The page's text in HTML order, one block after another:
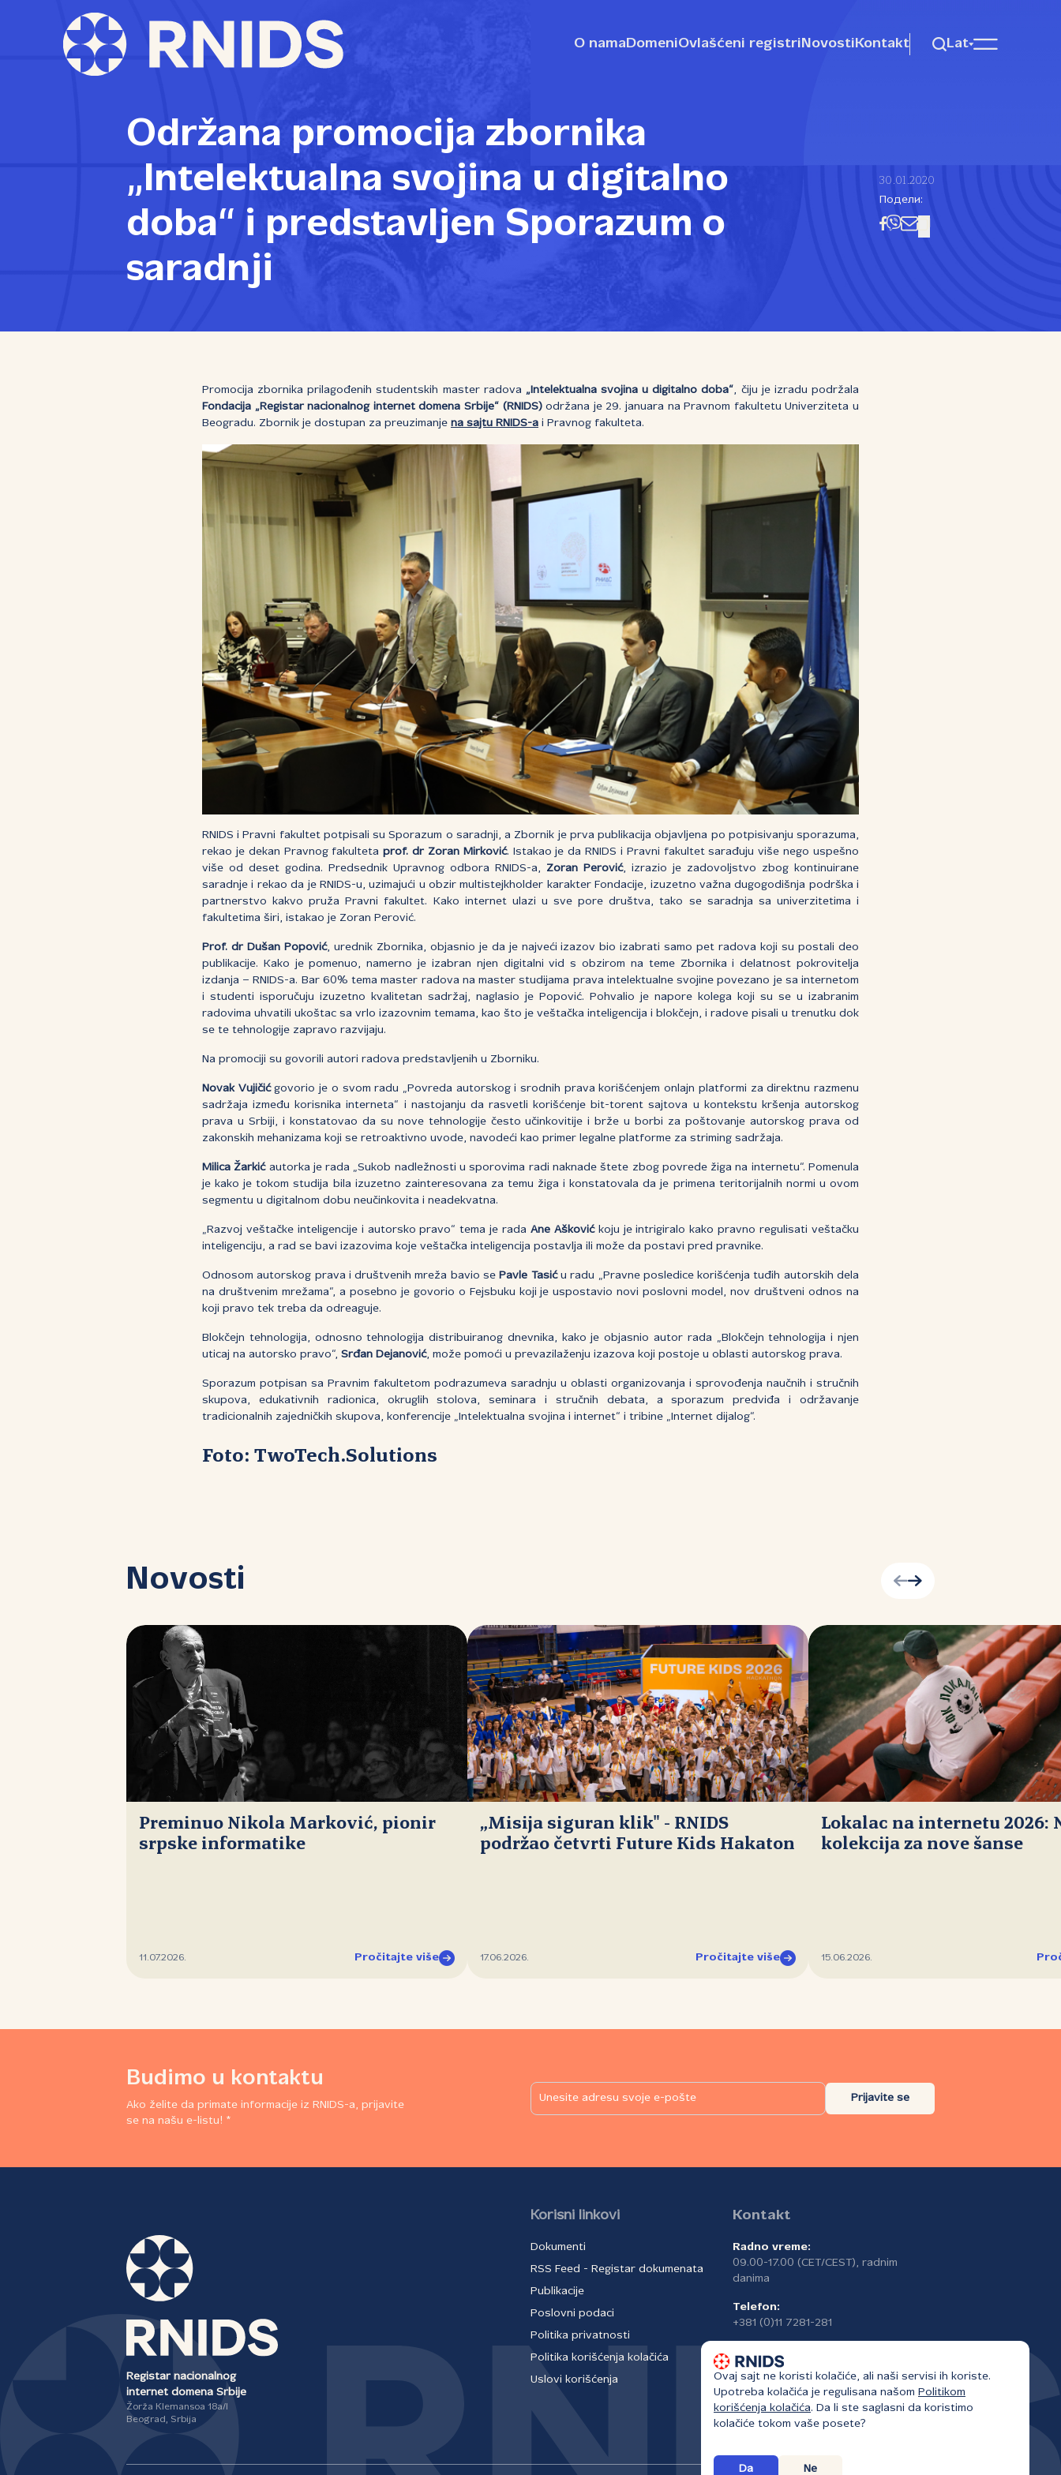
O nama DomeniOvlašćeni registri Novosti Kontakt Lat
Održana promocija zbornika
„Intelektualna svojina u digitalno
doba“ i predstavljen Sporazum o
saradnji
30.01.2020
Подели:
Promocija zbornika prilagođenih studentskih master radova „Intelektualna svojina u digitalno doba“, čiju je izradu podržala
Fondacija „Registar nacionalnog internet domena Srbije“ (RNIDS)održana je 29. januara na Pravnom fakultetu Univerziteta u
Beogradu. Zbornik je dostupan za preuzimanje na sajtu RNIDS-a i Pravnog fakulteta.
RNIDS i Pravni fakultet potpisali su Sporazum o saradnji, a Zbornik je prva publikacija objavljena po potpisivanju sporazuma,
rekao je dekan Pravnog fakultetaprof. dr Zoran Mirković. Istakao je da RNIDS i Pravni fakultet sarađuju više nego uspešno
više od deset godina. Predsednik Upravnog odbora RNIDS-a, Zoran Perović, izrazio je zadovoljstvo zbog kontinuirane
saradnje i rekao da je RNIDS-u, uzimajući u obzir multistejkholder karakter Fondacije, izuzetno važna dugogodišnja podrška i
partnerstvo kakvo pruža Pravni fakultet. Kako internet ulazi u sve pore društva, tako se saradnja sa univerzitetima i
fakultetima širi, istakao je Zoran Perović.
Prof. dr Dušan Popović, urednik Zbornika, objasnio je da je najveći izazov bio izabrati samo pet radova koji su postali deo
publikacije. Kako je pomenuo, namerno je izabran njen digitalni vid s obzirom na teme Zbornika i delatnost pokrovitelja
izdanja – RNIDS-a. Bar 60% tema master radova na master studijama prava intelektualne svojine povezano je sa internetom
i studenti isporučuju izuzetno kvalitetan sadržaj, naglasio je Popović. Pohvalio je napore kolega koji su se u izabranim
radovima uhvatili ukoštac sa vrlo izazovnim temama, kao što je veštačka inteligencija i blokčejn, i radove pisali u trenutku dok
se te tehnologije zapravo razvijaju.
Na promociji su govorili autori radova predstavljenih u Zborniku.
Novak Vujičićgovorio je o svom radu „Povreda autorskog i srodnih prava korišćenjem onlajn platformi za direktnu razmenu
sadržaja između korisnika interneta“ i nastojanju da rasvetli korišćenje bit-torent sajtova u kontekstu kršenja autorskog
prava u Srbiji, i konstatovao da su nove tehnologije često učinkovitije i brže u borbi za poštovanje autorskog prava od
zakonskih mehanizama koji se retroaktivno uvode, navodeći kao primer legalne platforme za striming sadržaja.
Milica Žarkićautorka je rada „Sukob nadležnosti u sporovima radi naknade štete zbog povrede žiga na internetu“. Pomenula
je kako je tokom studija bila izuzetno zainteresovana za temu žiga i konstatovala da je primena teritorijalnih normi u ovom
segmentu u digitalnom dobu neučinkovita i neadekvatna.
„Razvoj veštačke inteligencije i autorsko pravo“ tema je rada Ane Aškovićkoju je intrigiralo kako pravno regulisati veštačku
inteligenciju, a rad se bavi izazovima koje veštačka inteligencija postavlja ili može da postavi pred pravnike.
Odnosom autorskog prava i društvenih mreža bavio se Pavle Tasiću radu „Pravne posledice korišćenja tuđih autorskih dela
na društvenim mrežama“, a posebno je govorio o Fejsbuku koji je uspostavio novi poslovni model, nov društveni odnos na
koji pravo tek treba da odreaguje.
Blokčejn tehnologija, odnosno tehnologija distribuiranog dnevnika, kako je objasnio autor rada „Blokčejn tehnologija i njen
uticaj na autorsko pravo“, Srđan Dejanović, može pomoći u prevazilaženju izazova koji postoje u oblasti autorskog prava.
Sporazum potpisan sa Pravnim fakultetom podrazumeva saradnju u oblasti organizovanja i sprovođenja naučnih i stručnih
skupova, edukativnih radionica, okruglih stolova, seminara i stručnih debata, a sporazum predviđa i održavanje
tradicionalnih zajedničkih skupova, konferencije „Intelektualna svojina i internet“ i tribine „Internet dijalog“.
Foto: TwoTech.Solutions
Novosti
Preminuo Nikola Marković, pionir
srpske informatike
11.07.2026. Pročitajte više
„Misija siguran klik" - RNIDS
podržao četvrti Future Kids Hakaton
17.06.2026. Pročitajte više
Lokalac na internetu 2026:
kolekcija za nove šanse
15.06.2026.
Budimo u kontaktu
Ako želite da primate informacije iz RNIDS-a, prijavite
se na našu e-listu! *
Prijavite se
Registar nacionalnog
internet domena Srbije
Žorža Klemansoa 18a/I
Beograd, Srbija
Korisni linkovi
Dokumenti
RSS Feed - Registar dokumenata
Publikacije
Poslovni podaci
Politika privatnosti
Politika korišćenja kolačića
Uslovi korišćenja
Kontakt
Radno vreme:
09.00-17.00 (CET/CEST), radnim
danima
Telefon:
+381 (0)11 7281-281
Ovaj sajt ne koristi kolačiće, ali naši servisi ih koriste.
Upotreba kolačića je regulisana našom Politikom
korišćenja kolačića. Da li ste saglasni da koristimo
kolačiće tokom vaše posete?
Da Ne